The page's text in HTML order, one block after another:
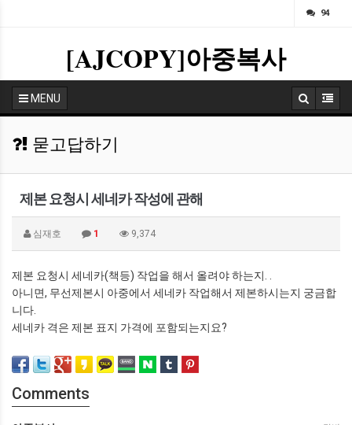
94
[AJCOPY]아중복사
MENU
묻고답하기
제본 요청시 세네카 작성에 관해
심재호 1 9,374
제본 요청시 세네카(책등) 작업을 해서 올려야 하는지. .
아니면, 무선제본시 아중에서 세네카 작업해서 제본하시는지 궁금합
니다.
세네카 격은 제본 표지 가격에 포함되는지요?
Comments